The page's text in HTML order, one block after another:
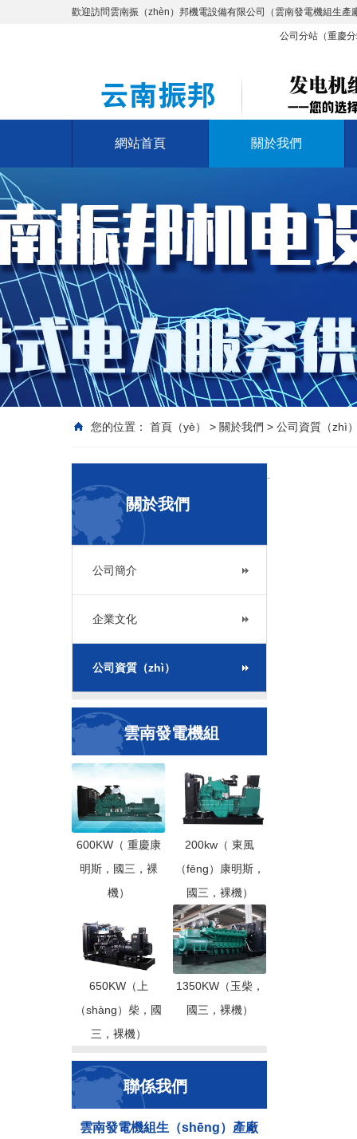
歡迎訪問雲南振（zhèn）邦機電設備有限公司（雲南發電機組生產
公司分站（重慶
網站首頁 關於我們
您的位置： 首頁（yè） > 關於我們 > 公司資質（zhì
關於我們
公司簡介
企業文化
公司資質（zhì）
雲南發電機組
600KW（ 重慶康
明斯，國三，裸
機）
200kw（ 東風
（fēng）康明斯，
國三，裸機）
650KW（上
（shàng）柴，國
三，裸機）
1350KW（玉柴，
國三，裸機）
聯係我們
雲南發電機組生（shēng）產廠